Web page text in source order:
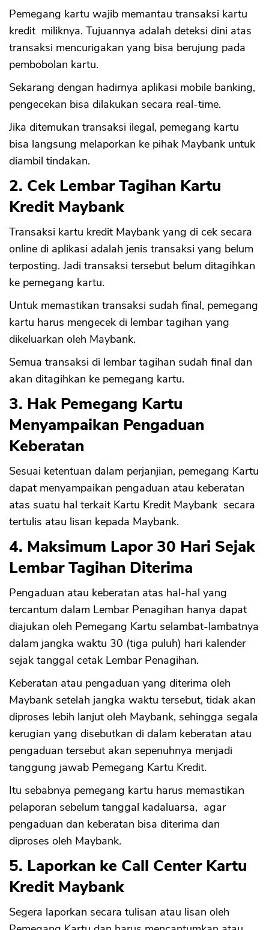
Pemegang kartu wajib memantau transaksi kartu
kredit miliknya. Tujuannya adalah deteksi dini atas
transaksi mencurigakan yang bisa berujung pada
pembobolan kartu.
Sekarang dengan hadirnya aplikasi mobile banking,
pengecekan bisa dilakukan secara real-time.
Jika ditemukan transaksi ilegal, pemegang kartu
bisa langsung melaporkan ke pihak Maybank untuk
diambil tindakan.
2. Cek Lembar Tagihan Kartu
Kredit Maybank
Transaksi kartu kredit Maybank yang di cek secara
online di aplikasi adalah jenis transaksi yang belum
terposting. Jadi transaksi tersebut belum ditagihkan
ke pemegang kartu.
Untuk memastikan transaksi sudah final, pemegang
kartu harus mengecek di lembar tagihan yang
dikeluarkan oleh Maybank.
Semua transaksi di lembar tagihan sudah final dan
akan ditagihkan ke pemegang kartu.
3. Hak Pemegang Kartu
Menyampaikan Pengaduan
Keberatan
Sesuai ketentuan dalam perjanjian, pemegang Kartu
dapat menyampaikan pengaduan atau keberatan
atas suatu hal terkait Kartu Kredit Maybank secara
tertulis atau lisan kepada Maybank.
4. Maksimum Lapor 30 Hari Sejak
Lembar Tagihan Diterima
Pengaduan atau keberatan atas hal-hal yang
tercantum dalam Lembar Penagihan hanya dapat
diajukan oleh Pemegang Kartu selambat-lambatnya
dalam jangka waktu 30 (tiga puluh) hari kalender
sejak tanggal cetak Lembar Penagihan.
Keberatan atau pengaduan yang diterima oleh
Maybank setelah jangka waktu tersebut, tidak akan
diproses lebih lanjut oleh Maybank, sehingga segala
kerugian yang disebutkan di dalam keberatan atau
pengaduan tersebut akan sepenuhnya menjadi
tanggung jawab Pemegang Kartu Kredit.
Itu sebabnya pemegang kartu harus memastikan
pelaporan sebelum tanggal kadaluarsa, agar
pengaduan dan keberatan bisa diterima dan
diproses oleh Maybank.
5. Laporkan ke Call Center Kartu
Kredit Maybank
Segera laporkan secara tulisan atau lisan oleh